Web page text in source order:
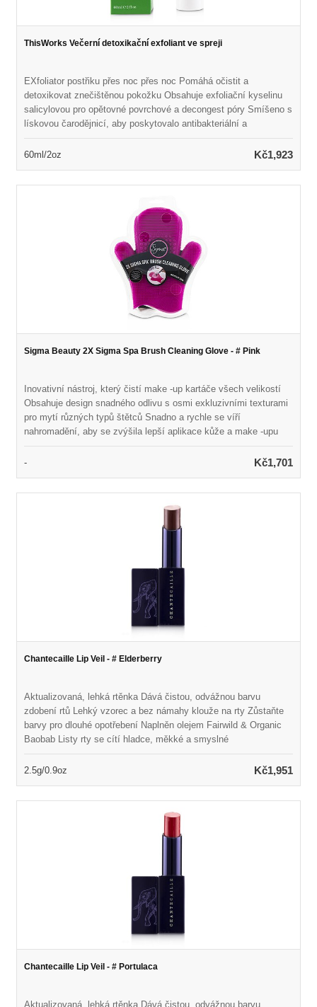
ThisWorks Večerní detoxikační exfoliant ve spreji
EXfoliator postřiku přes noc přes noc Pomáhá očistit a
detoxikovat znečištěnou pokožku Obsahuje exfoliační kyselinu
salicylovou pro opětovné povrchové a decongest póry Smíšeno s
lískovou čarodějnicí, aby poskytovalo antibakteriální a
jemné linie, vrásky a pigmentaci Naplněno silnou směsí
60ml/2oz Kč1,923
Sigma Beauty 2X Sigma Spa Brush Cleaning Glove - # Pink
Inovativní nástroj, který čistí make -up kartáče všech velikostí
Obsahuje design snadného odlivu s osmi exkluzivními texturami
pro mytí různých typů štětců Snadno a rychle se víří
nahromadění, aby se zvýšila lepší aplikace kůže a make -upu
Interiérová rukavice z mikrovlákna pomáhá leště Netoxický
- Kč1,701
Chantecaille Lip Veil - # Elderberry
Aktualizovaná, lehká rtěnka Dává čistou, odvážnou barvu
zdobení rtů Lehký vzorec a bez námahy klouže na rty Zůstaňte
barvy pro dlouhé opotřebení Naplněn olejem Fairwild & Organic
Baobab Listy rty se cítí hladce, měkké a smyslné
2.5g/0.9oz Kč1,951
Chantecaille Lip Veil - # Portulaca
Aktualizovaná, lehká rtěnka Dává čistou, odvážnou barvu